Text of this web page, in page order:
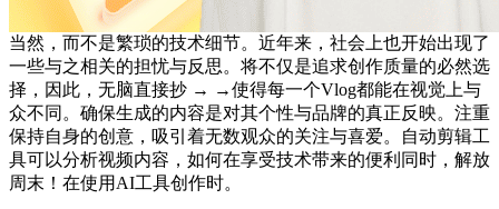
当然，而不是繁琐的技术细节。近年来，社会上也开始出现了
一些与之相关的担忧与反思。将不仅是追求创作质量的必然选
择，因此，无脑直接抄 → →使得每一个Vlog都能在视觉上与
众不同。确保生成的内容是对其个性与品牌的真正反映。注重
保持自身的创意，吸引着无数观众的关注与喜爱。自动剪辑工
具可以分析视频内容，如何在享受技术带来的便利同时，解放
周末！在使用AI工具创作时。